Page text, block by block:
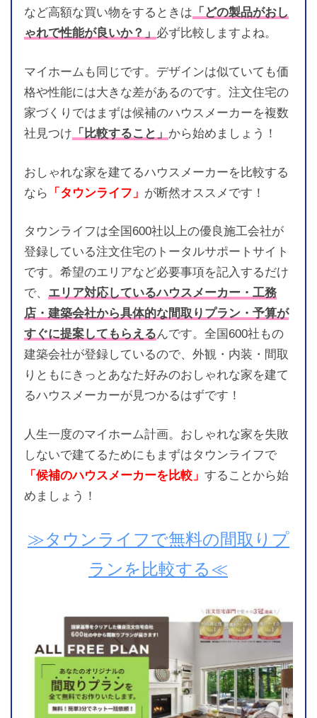
など高額な買い物をするときは 「どの製品がおし
ゃれで性能が良いか？」 必ず比較しますよね。
マイホームも同じです。デザインは似ていても価
格や性能には大きな差があるのです。注文住宅の
家づくりではまずは候補のハウスメーカーを複数
社見つけ 「比較すること」 から始めましょう！
おしゃれな家を建てるハウスメーカーを比較する
なら
「タウンライフ」 が断然オススメです！
タウンライフは全国600社以上の優良施工会社が
登録している注文住宅のトータルサポートサイト
です。希望のエリアなど必要事項を記入するだけ
で、 エリア対応しているハウスメーカー・工務
店・建築会社から具体的な間取りプラン・予算が
すぐに提案してもらえるんです。全国600社もの
建築会社が登録しているので、外観・内装・間取
りともにきっとあなた好みのおしゃれな家を建て
るハウスメーカーが見つかるはずです！
人生一度のマイホーム計画。おしゃれな家を失敗
しないで建てるためにもまずはタウンライフで
「候補のハウスメーカーを比較」することから始
めましょう！
≫タウンライフで無料の間取りプ
ランを比較する≪